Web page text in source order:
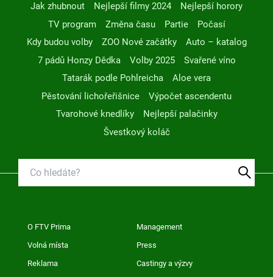
Jak zhubnout Nejlepší filmy 2024
Nejlepší horory
TV program
Změna času Partie
Počasí
Kdy budou volby
ZOO Nové začátky
Auto – katalog
7 pádů Honzy Dědka
Volby 2025
Svařené víno
Tatarák podle Pohlreicha
Aloe vera
Pěstování lichořeřišnice
Výpočet ascendentu
Tvarohové knedlíky
Nejlepší palačinky
Švestkový koláč
O FTV Prima Management
Volná místa Press
Reklama Castingy a výzvy